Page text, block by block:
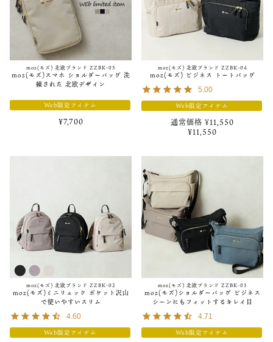
2021/04/02
moz(モズ) 財布「ZNWE-86005」再入荷！
2021/03/22
moz(モズ)”初”のボストンバッグが登場！！
2021/02/25
moz(モズ)新色ベージュが登場
2021/01/28
ー moz(モズ)バッグと行く、清澄白河さんぽ ー UP！
2021/01/12
moz(モズ)復活！ZZEI-01 先行予約開始！！
2020/11/18
2020/09/18
moz(モズ)商品ご注文でオリジナル「マウスパッド」プレゼント！
2020/08/25
moz(モズ) 北欧ブランド ZZBK-05
moz(モズ)スマホ ショルダーバッグ 洗
練された 北欧デザイン
Web限定アイテム
¥7,700
moz(モズ) 北欧ブランド ZZBK-04
moz(モズ) ビジネス トートバッグ
5.00
Web限定アイテム
通常価格 ¥11,550
¥11,550
moz(モズ) 北欧ブランド ZZBK-02
moz(モズ)ミニリュック ポケット沢山
で使いやすいスリム
4.60
Web限定アイテム
moz(モズ) 北欧ブランド ZZBK-03
moz(モズ)ショルダーバッグ ビジネス
シーンにもフィットするキレイ目
4.71
Web限定アイテム